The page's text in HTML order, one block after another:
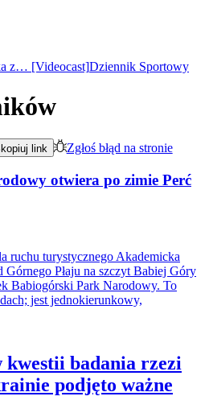
z… [Videocast]Dziennik Sportowy
link Zgłoś błąd na stronie
otwiera po zimie Perć
ruchu turystycznego Akademicka
Górnego Płaju na szczyt Babiej Góry
Babiogórski Park Narodowy. To
jest jednokierunkowy,
kwestii badania rzezi
podjęto ważne